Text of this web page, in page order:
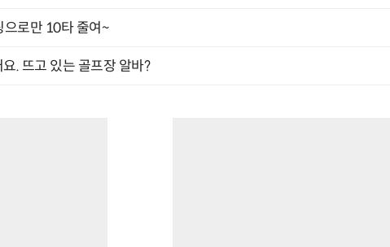
로만 10타 줄여~
. 뜨고 있는 골프장 알바?